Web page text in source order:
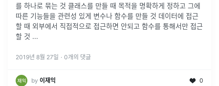
를 하나로 묶는 것 클래스를 만들 때 목적을 명확하게 정하고 그에
따른 기능들을 관련성 있게 변수나 함수를 만들 것 데이터에 접근
할 때 외부에서 직접적으로 접근하면 안되고 함수를 통해서만 접근
할 것 ...
2019년 8월 27일 · 0개의 댓글
by 이재익 0